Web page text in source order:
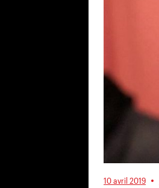
10 avril 2019